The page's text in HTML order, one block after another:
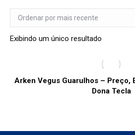
Exibindo um único resultado
Arken Vegus Guarulhos – Preço,
Dona Tecla